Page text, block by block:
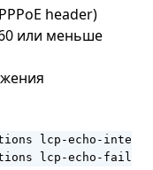
header)
или меньше
lcp-echo-
lcp-echo-